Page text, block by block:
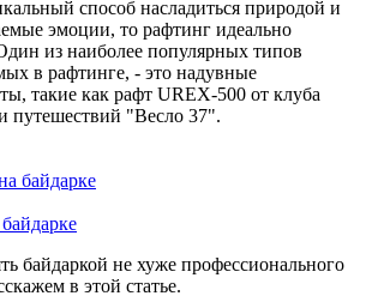
способ насладиться природой и
эмоции, то рафтинг идеально
из наиболее популярных типов
в рафтинге, - это надувные
такие как рафт UREX-500 от клуба
путешествий "Весло 37".
байдаркой не хуже профессионального
в этой статье.